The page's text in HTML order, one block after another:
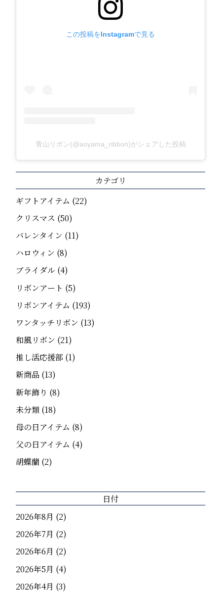
この投稿をInstagramで見る
青山リボン(@aoyama_ribbon)がシェアした投稿
カテゴリ
ギフトアイテム (22)
クリスマス (50)
バレンタイン (11)
ハロウィン (8)
ブライダル (4)
リボンアート (5)
リボンアイテム (193)
ワンタッチリボン (13)
和風リボン (21)
推し活応援部 (1)
新商品 (13)
新年飾り (8)
未分類 (18)
母の日アイテム (8)
父の日アイテム (4)
胡蝶蘭 (2)
日付
2026年8月 (2)
2026年7月 (2)
2026年6月 (2)
2026年5月 (4)
2026年4月 (3)